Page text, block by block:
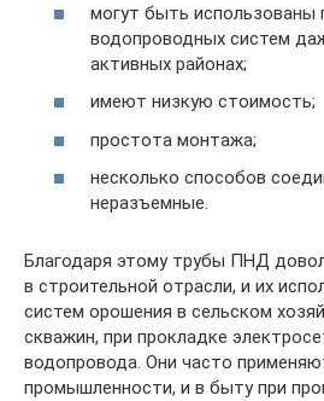
могут быть использованы
водопроводных систем
активных районах;
имеют низкую стоимость;
простота монтажа;
несколько способов
неразъемные.
Благодаря этому трубы ПНД
в строительной отрасли, и их
систем орошения в сельском
скважин, при прокладке
водопровода. Они часто
промышленности, и в быту при